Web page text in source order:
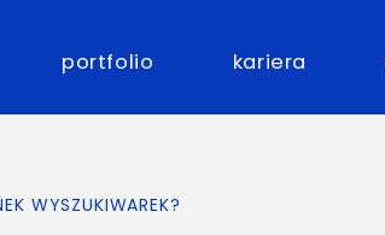
portfolio kariera
WYSZUKIWAREK?